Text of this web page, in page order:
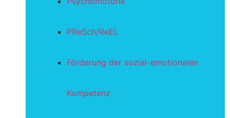
PReSch/ReEL
Förderung der sozial-emotionalen
Kompetenz